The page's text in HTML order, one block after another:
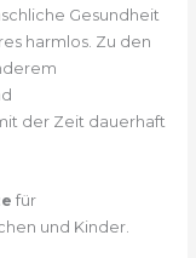
Gesundheit
harmlos. Zu den
der Zeit dauerhaft
für
und Kinder.